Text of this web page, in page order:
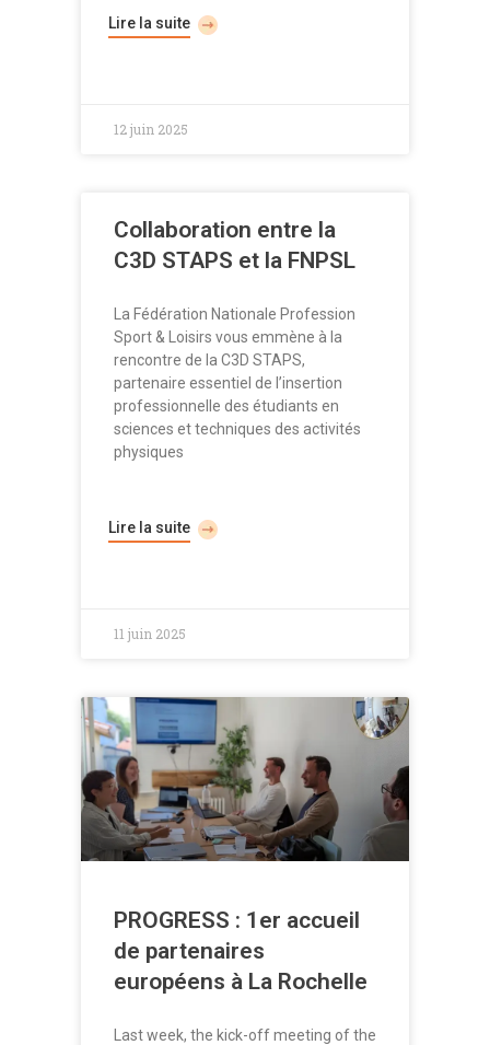
Lire la suite
12 juin 2025
Collaboration entre la
C3D STAPS et la FNPSL
La Fédération Nationale Profession
Sport & Loisirs vous emmène à la
rencontre de la C3D STAPS,
partenaire essentiel de l’insertion
professionnelle des étudiants en
sciences et techniques des activités
physiques
Lire la suite
11 juin 2025
PROGRESS : 1er accueil
de partenaires
européens à La Rochelle
Last week, the kick-off meeting of the